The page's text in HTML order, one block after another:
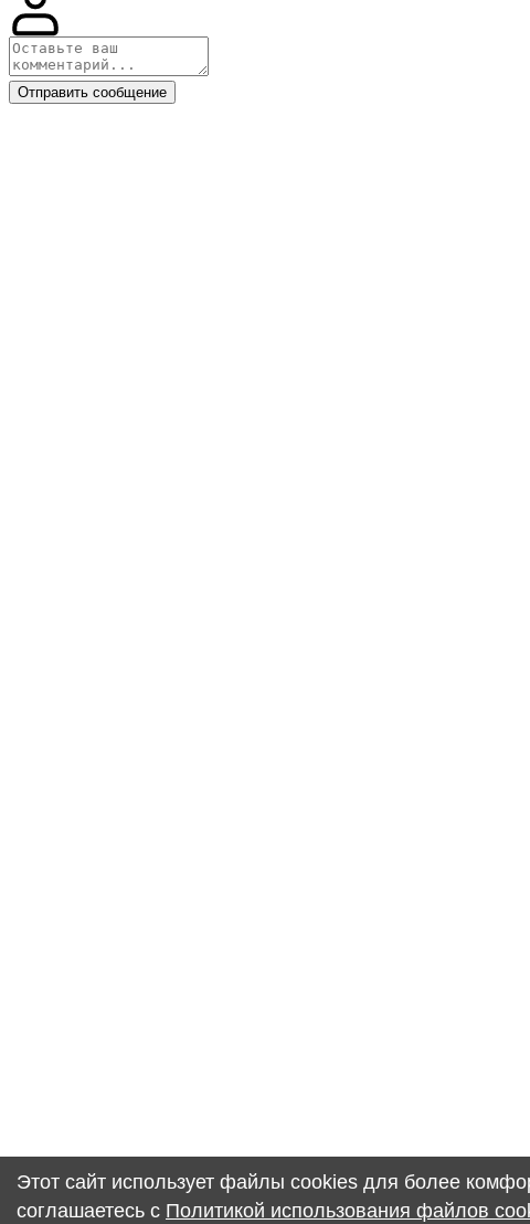
Отправить сообщение
Этот сайт использует файлы cookies для более
соглашаетесь с Политикой использования файлов